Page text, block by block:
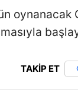
TAKİP ET